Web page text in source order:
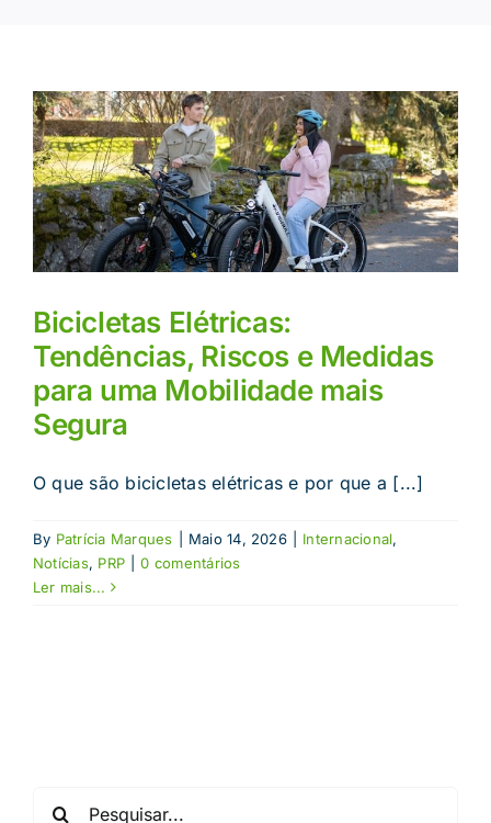
Bicicletas Elétricas:
Tendências, Riscos e Medidas
para uma Mobilidade mais
Segura
O que são bicicletas elétricas e por que a [...]
By Patrícia Marques Maio 14, 2026 Internacional,
Notícias, PRP
0 comentários
Ler mais...